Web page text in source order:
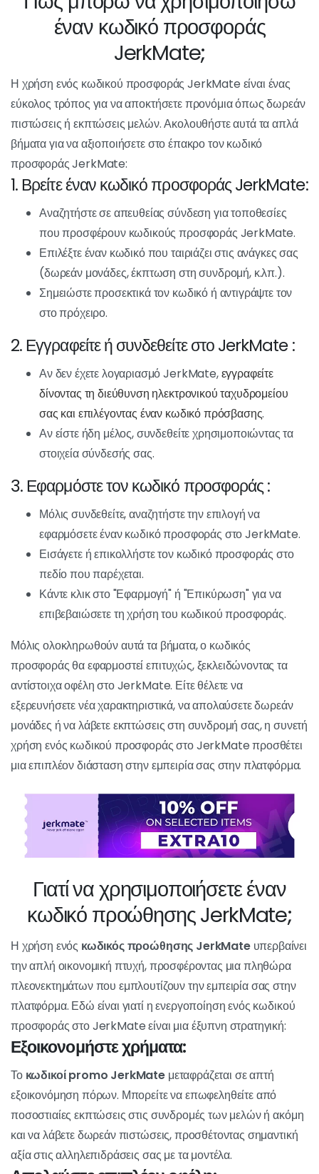
προσθέτοντας μια διάσταση αποκλειστικότητας σε
όσους τους ανακαλύπτουν.
Δωρεάν αποταμιεύσεις και πρόσθετα :
Η χρήση ενόςκωδικός προώθησης
JerkMateσημαίνει πραγματική εξοικονόμηση
χρημάτων και δωρεάν έξτρα παροχές. Φανταστείτε να
παίρνετε δωρεάν μονάδες για πιο προηγμένες
αλληλεπιδράσεις με μοντέλα, πρόσβαση σε
αποκλειστικά προνόμια ή ακόμη και εκπτώσεις στις
Πώς μπορώ να
χρησιμοποιήσω έναν κωδικό
προσφοράς JerkMate;
Η χρήση ενός κωδικού προσφοράς JerkMate είναι ένας
εύκολος τρόπος για να αποκτήσετε προνόμια όπως δωρεάν
βήματα για να αξιοποιήσετε στο έπακρο τον κωδικό
προσφοράς JerkMate:
1. Βρείτε έναν κωδικό προσφοράς
JerkMate:
Αναζητήστε σε απευθείας σύνδεση για τοποθεσίες
που προσφέρουν κωδικούς προσφοράς JerkMate.
Επιλέξτε έναν κωδικό που ταιριάζει στις ανάγκες σας
(δωρεάν μονάδες, έκπτωση στη συνδρομή, κ.λπ.).
Σημειώστε προσεκτικά τον κωδικό ή αντιγράψτε τον
στο πρόχειρο.
2. Εγγραφείτε ή συνδεθείτε στο
JerkMate :
Αν δεν έχετε λογαριασμό JerkMate,εγγραφείτε
δίνοντας τη διεύθυνση ηλεκτρονικού ταχυδρομείου
σας και επιλέγοντας έναν κωδικό πρόσβασης.
Αν είστε ήδη μέλος, συνδεθείτε χρησιμοποιώντας τα
στοιχεία σύνδεσής σας.
3. Εφαρμόστε τον κωδικό
προσφοράς :
Μόλις συνδεθείτε, αναζητήστε την επιλογή να
εφαρμόσετε έναν κωδικό προσφοράς στο JerkMate.
πεδίο που παρέχεται.
Κάντε κλικ στο "Εφαρμογή" ή "Επικύρωση" για να
Μόλις ολοκληρωθούν αυτά τα βήματα, ο κωδικός
προσφοράς θα εφαρμοστεί επιτυχώς, ξεκλειδώνοντας τα
αντίστοιχα οφέλη στο JerkMate. Είτε θέλετε να
εξερευνήσετε νέα χαρακτηριστικά, να απολαύσετε δωρεάν
μονάδες ή να λάβετε εκπτώσεις στη συνδρομή σας, η συνετή
μια επιπλέον διάσταση στην εμπειρία σας στην πλατφόρμα.